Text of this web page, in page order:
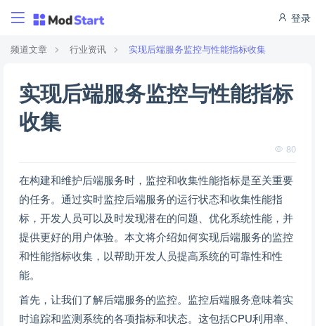
登录
频道文章 行业资讯 实现后端服务监控与性能指标收集
实现后端服务监控与性能指标
收集
80
在构建和维护后端服务时，监控和收集性能指标是至关重要
的任务。通过实时监控后端服务的运行状态和收集性能指
标，开发人员可以及时发现潜在的问题、优化系统性能，并
提供更好的用户体验。本文将介绍如何实现后端服务的监控
和性能指标收集，以帮助开发人员提高系统的可靠性和性
能。
首先，让我们了解后端服务的监控。监控后端服务意味着实
时追踪和监测系统的各项指标和状态。这包括CPU利用率、